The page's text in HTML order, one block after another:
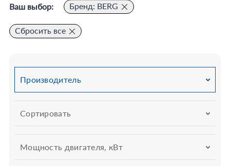
Ваш выбор: Бренд: BERG
Сбросить все
Сортировать
Производитель
Мощность двигателя, кВт